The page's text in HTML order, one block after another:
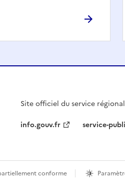
Site officiel du service
info.gouv.fr
service-
conforme